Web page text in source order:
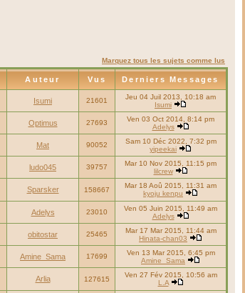
Marquez tous les sujets comme lus
Auteur Vus Derniers Messages
Isumi 21601
Jeu 04 Juil 2013, 10:18 am
Isumi
Optimus 27693
Ven 03 Oct 2014, 8:14 pm
Adelys
Mat 90052
Sam 10 Déc 2022, 7:32 pm
yipeekai
ludo045 39757
Mar 10 Nov 2015, 11:15 pm
lilcrew
Sparsker 158667
Mar 18 Aoû 2015, 11:31 am
kyoju kenpu
Adelys 23010
Ven 05 Juin 2015, 11:49 am
Adelys
obitostar 25465
Mar 17 Mar 2015, 11:44 am
Hinata-chan03
Amine_Sama 17699
Ven 13 Mar 2015, 6:45 pm
Amine_Sama
Arlia 127615
Ven 27 Fév 2015, 10:56 am
L.A